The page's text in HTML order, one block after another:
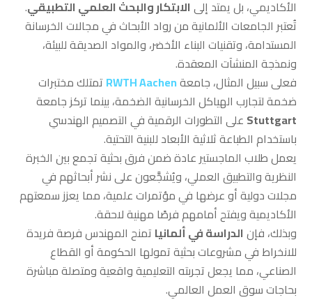
الأكاديمي، بل يمتد إلى الابتكار والبحث العلمي التطبيقي.
تُعتبر الجامعات الألمانية من رواد الأبحاث في مجالات الخرسانة
المستدامة، وتقنيات البناء الأخضر، والمواد الصديقة للبيئة،
ونمذجة المنشآت المعقدة.
فعلى سبيل المثال، جامعةRWTH Aachen تمتلك مختبرات
ضخمة لتجارب الهياكل الخرسانية الضخمة، بينما تركز جامعة
Stuttgart على التطورات الرقمية في التصميم الهندسي
باستخدام الطباعة ثلاثية الأبعاد للبنية التحتية.
يعمل طلاب الماجستير عادة ضمن فرق بحثية تجمع بين الخبرة
النظرية والتطبيق العملي، ويُشجَّعون على نشر أبحاثهم في
مجلات دولية أو عرضها في مؤتمرات علمية، مما يعزز سمعتهم
الأكاديمية ويفتح أمامهم فرصًا مهنية لاحقة.
وبذلك، فإن الدراسة في ألمانيا تمنح المهندس فرصة فريدة
للانخراط في مشروعات بحثية تمولها الحكومة أو القطاع
الصناعي، مما يجعل تجربته التعليمية واقعية ومتصلة مباشرة
بحاجات سوق العمل العالمي.